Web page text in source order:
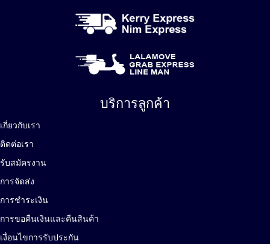
บริการลูกค้า
เกี่ยวกับเรา
ติดต่อเรา
รับสมัครงาน
การจัดส่ง
การชำระเงิน
การขอคืนเงินและคืนสินค้า
เงื่อนไขการรับประกัน